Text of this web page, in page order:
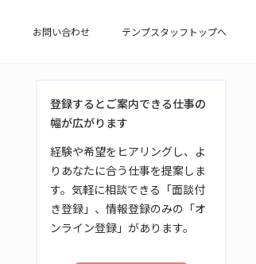
お問い合わせ テンプスタッフトップへ
登録するとご案内できる仕事の
幅が広がります
経験や希望をヒアリングし、よ
りあなたに合う仕事を提案しま
す。気軽に相談できる「面談付
き登録」、情報登録のみの「オ
ンライン登録」があります。